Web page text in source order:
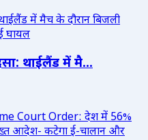
थाईलैंड में मै...